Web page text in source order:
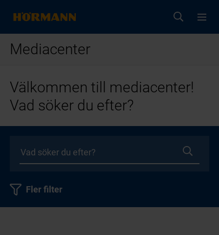
Mediacenter
Välkommen till mediacenter!
Vad söker du efter?
Fler filter